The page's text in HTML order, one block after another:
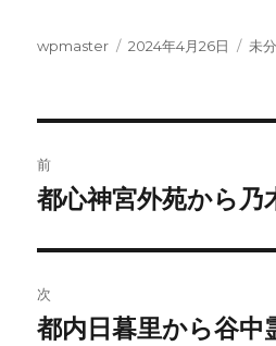
投
wpmaster
投
2024年4月26日
カ
未
稿
ビ
ゲ
前
前
投
稿:
都心神宮外苑から乃
次
次
都内日暮里から谷中